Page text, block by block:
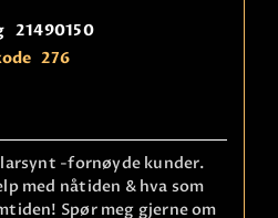
21490150
276
-fornøyde kunder.
med nåtiden & hva som
Spør meg gjerne om